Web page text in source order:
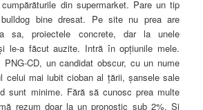
din supermarket. Pare un tip
bine dresat. Pe site nu prea are
sa, proiectele concrete, dar la unele
le-a făcut auzite. Intră în opţiunile mele.
PNG-CD, un candidat obscur, cu un nume
celui mai iubit cioban al ţării, şansele sale
sunt minime. Fără să cunosc prea multe
rezum doar la un pronostic sub 2%. Şi